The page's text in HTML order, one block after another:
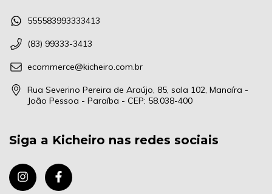
555583993333413
(83) 99333-3413
ecommerce@kicheiro.com.br
Rua Severino Pereira de Araújo, 85, sala 102, Manaíra -
João Pessoa - Paraíba - CEP: 58.038-400
Siga a Kicheiro nas redes sociais